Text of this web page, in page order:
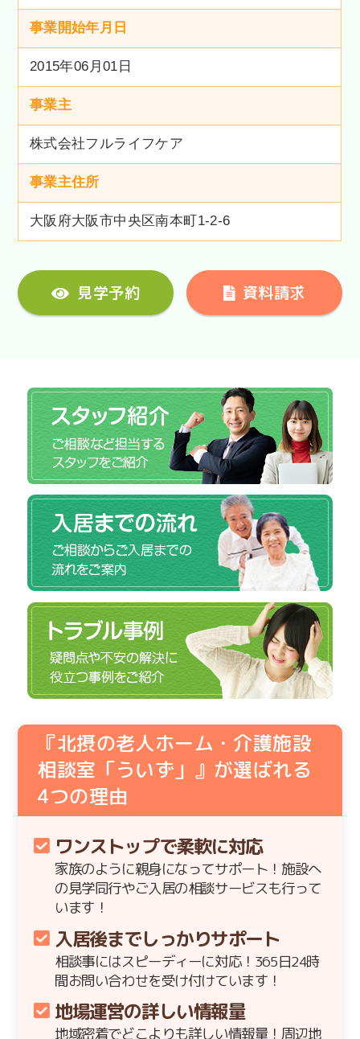
事業開始年月日
2015年06月01日
事業主
株式会社フルライフケア
事業主住所
大阪府大阪市中央区南本町1-2-6
見学予約 資料請求
『北摂の老人ホーム・介護施設
相談室「ういず」』が選ばれる
4つの理由
ワンストップで柔軟に対応
家族のように親身になってサポート！施設へ
の見学同行やご入居の相談サービスも行って
います！
入居後までしっかりサポート
相談事にはスピーディーに対応！365日24時
間お問い合わせを受け付けています！
地場運営の詳しい情報量
地域密着でどこよりも詳しい情報量！周辺地